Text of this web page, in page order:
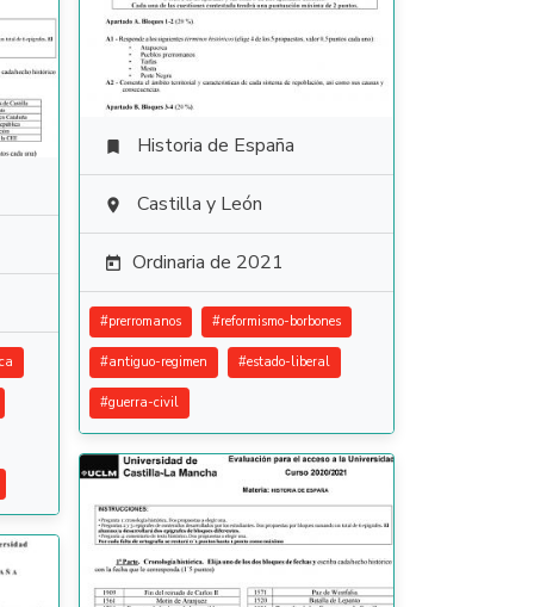
 Historia de España
 Castilla y León
 Ordinaria de 2021
#prerromanos #reformismo-borbones
#antiguo-regimen #estado-liberal
#guerra-civil